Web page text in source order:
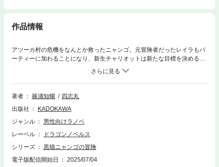
作品情報
アツーカ村の危機をなんとか救ったニャンゴ。元冒険者だったレイラもパ
ーティーに加わることになり、新生チャリオットは新たな目標を決める。
それは旧王都に広がるダンジョンへの挑戦だった。それに向け、ニャンゴ
は新魔法の研究。兄フォークスは土魔法での故郷の復興とそれぞれの準備
を進めていくのだったが、そこにミリアムの故郷の危機が知らされ――。
ニャンゴを取り巻く様々な人々の再出発を描く、猫人の異世界冒険譚第六
著者 篠浦知螺
四志丸
出版社
KADOKAWA
ジャンル
男性向けラノベ
レーベル
ドラゴンノベルス
シリーズ
黒猫ニャンゴの冒険
電子版配信開始日
2025/07/04